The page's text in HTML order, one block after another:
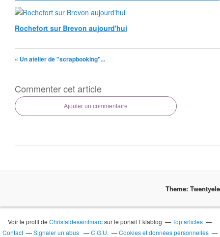
Rochefort sur Brevon aujourd'hui
« Un atelier de "scrapbooking"...
Commenter cet article
Ajouter un commentaire
Theme:
Voir le profil deChristaldesaintmarcsur le portail Eklablog
Top articles
Contact
Signaler un abus C.G.U.
Cookies et données personnelles